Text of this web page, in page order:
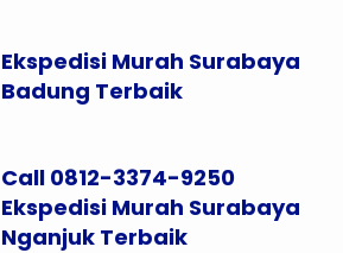
Ekspedisi Murah Surabaya
Badung Terbaik
Call 0812-3374-9250
Ekspedisi Murah Surabaya
Nganjuk Terbaik